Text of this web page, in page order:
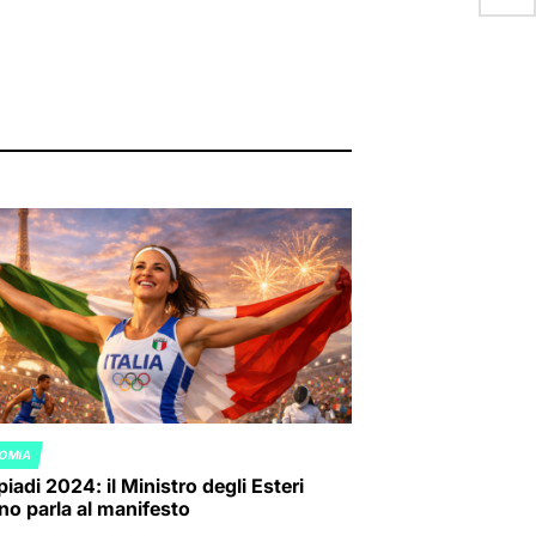
2024: il Ministro degli Esteri
parla al manifesto